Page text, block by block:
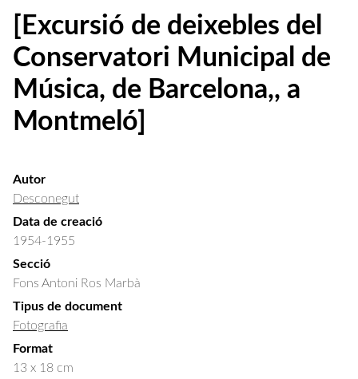
[Excursió de deixebles del
Conservatori Municipal de
Música, de Barcelona,, a
Montmeló]
Autor
Desconegut
Data de creació
1954-1955
Secció
Fons Antoni Ros Marbà
Tipus de document
Fotografia
Format
13 x 18 cm